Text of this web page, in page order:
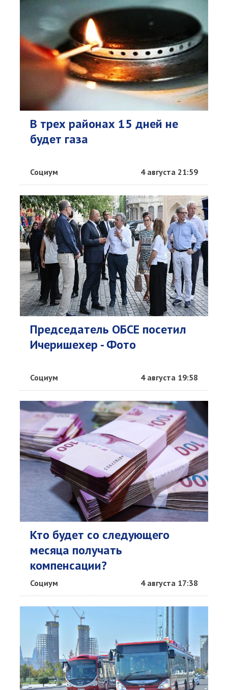
В трех районах 15 дней не
будет газа
Социум 4 августа 21:59
Председатель ОБСЕ посетил
Ичеришехер - Фото
Социум 4 августа 19:58
Кто будет со следующего
месяца получать
компенсации?
Социум 4 августа 17:38